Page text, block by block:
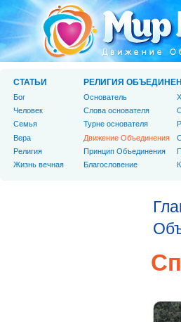
СТАТЬИ
Бог
Человек
Cемья
Вера
Религия
Жизнь вечная
РЕЛИГИЯ
Основатель
Слова основателя
Турне основателя
Движение Объединения
Принцип Объединения
Благословение